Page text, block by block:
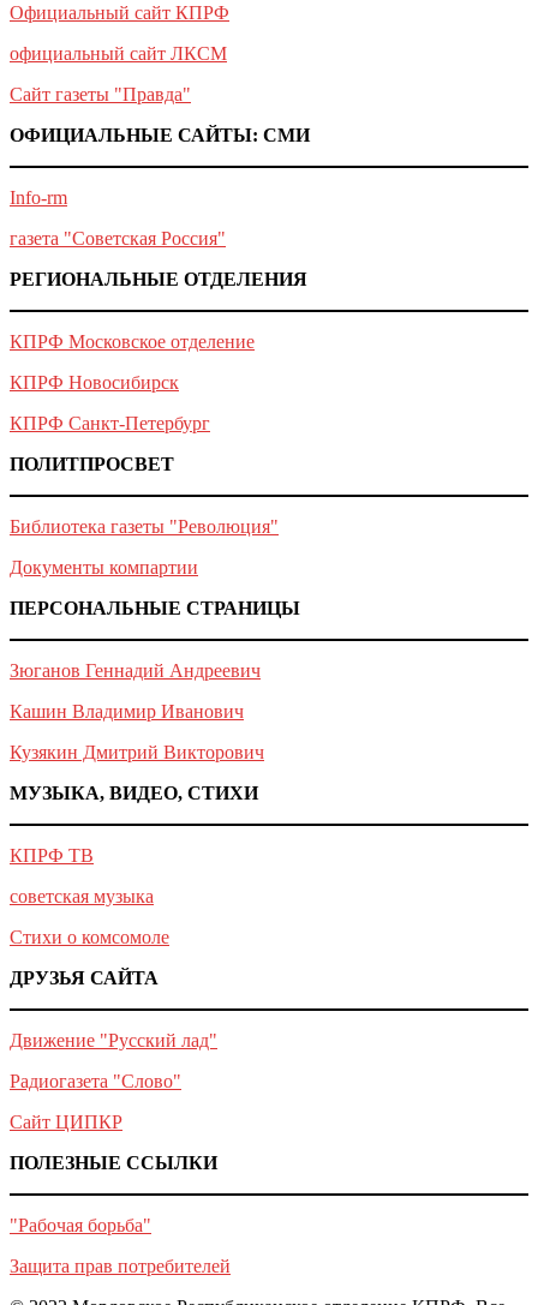
Официальный сайт КПРФ
официальный сайт ЛКСМ
Сайт газеты "Правда"
ОФИЦИАЛЬНЫЕ САЙТЫ: СМИ
Info-rm
газета "Советская Россия"
РЕГИОНАЛЬНЫЕ ОТДЕЛЕНИЯ
КПРФ Московское отделение
КПРФ Новосибирск
КПРФ Санкт-Петербург
ПОЛИТПРОСВЕТ
Библиотека газеты "Революция"
Документы компартии
ПЕРСОНАЛЬНЫЕ СТРАНИЦЫ
Зюганов Геннадий Андреевич
Кашин Владимир Иванович
Кузякин Дмитрий Викторович
МУЗЫКА, ВИДЕО, СТИХИ
КПРФ ТВ
советская музыка
Стихи о комсомоле
ДРУЗЬЯ САЙТА
Движение "Русский лад"
Радиогазета "Слово"
Сайт ЦИПКР
ПОЛЕЗНЫЕ ССЫЛКИ
"Рабочая борьба"
Защита прав потребителей